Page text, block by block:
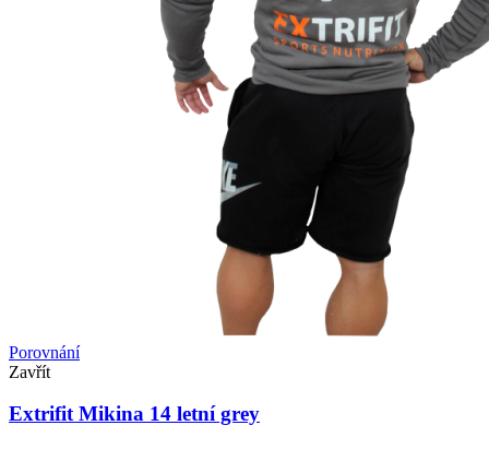
Porovnání
Zavřít
Extrifit Mikina 14 letní grey